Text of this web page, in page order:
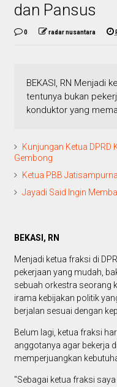
dan Pansus
0 radar nusantara
BEKASI, RN Menjadi
tentunya bukan
konduktor yang
Kunjungan Ketua DPRD
Gembong
Ketua PBB
Jayadi Said Ingin
BEKASI, RN
Menjadi ketua fraksi di
pekerjaan yang mudah,
sebuah orkestra seorang
irama kebijakan politik
berjalan sesuai dengan
Belum lagi, ketua fraksi
anggotanya agar bekerja
memperjuangkan
"Sebagai ketua fraksi